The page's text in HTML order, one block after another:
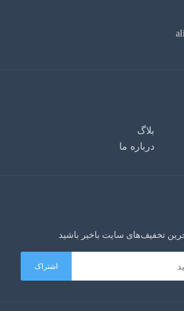
بلاگ
درباره ما
تخفیف‌های سایت باخیر باشید